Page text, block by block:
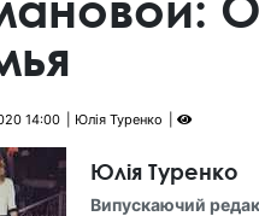
14:00 Юлія Туренко
Юлія Туренко
Випускаючий